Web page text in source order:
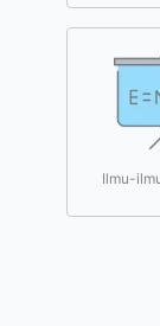
Ilmu-